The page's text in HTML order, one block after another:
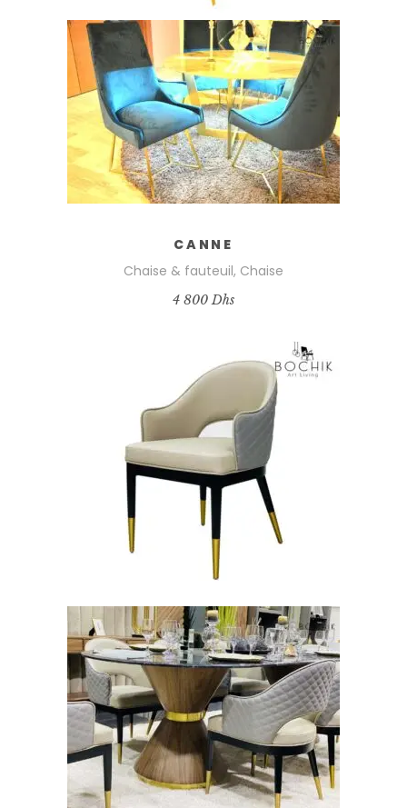
CANNE
Chaise & fauteuil, Chaise
4 800Dhs
AJOUTER AU PANIER